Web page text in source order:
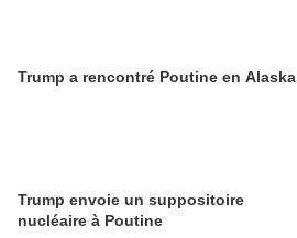
Trump a rencontré Poutine en Alaska
Trump envoie un suppositoire
nucléaire à Poutine